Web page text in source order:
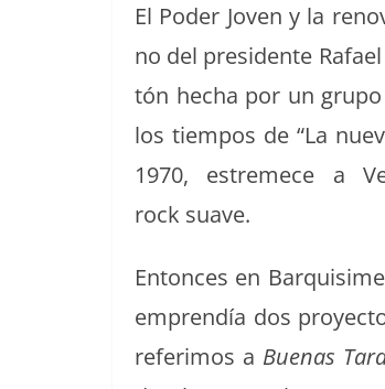
El Poder Joven y la
no del pres­i­dente
tón hecha por un
los tiem­pos de “La
1970, estremece a
rock suave.
Entonces en
emprendía dos
refe­r­i­mos a Bue­nas